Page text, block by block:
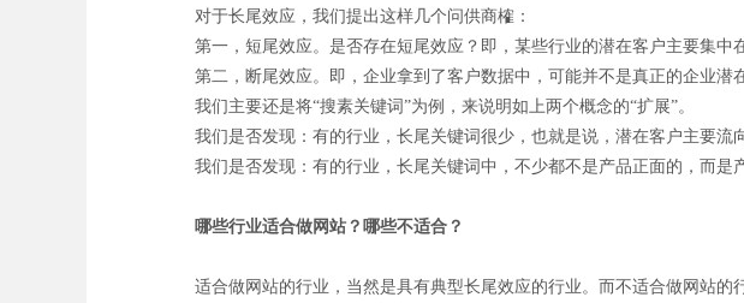
对于长尾效应，我们提出这样几个问供商榷：
第一，短尾效应。是否存在短尾效应？即，某些行业的潜在客户主要集中
第二，断尾效应。即，企业拿到了客户数据中，可能并不是真正的企业潜
我们主要还是将“搜素关键词”为例，来说明如上两个概念的“扩展”。
我们是否发现：有的行业，长尾关键词很少，也就是说，潜在客户主要流
我们是否发现：有的行业，长尾关键词中，不少都不是产品正面的，而
哪些行业适合做网站？哪些不适合？
适合做网站的行业，当然是具有典型长尾效应的行业。而不适合做网站的